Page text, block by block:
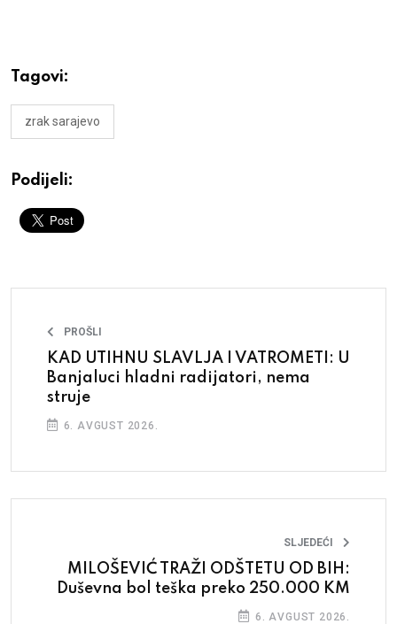
Tagovi:
zrak sarajevo
Podijeli:
PROŠLI
KAD UTIHNU SLAVLJA I VATROMETI: U
Banjaluci hladni radijatori, nema
struje
6. AVGUST 2026.
SLJEDEĆI
MILOŠEVIĆ TRAŽI ODŠTETU OD BIH:
Duševna bol teška preko 250.000 KM
6. AVGUST 2026.